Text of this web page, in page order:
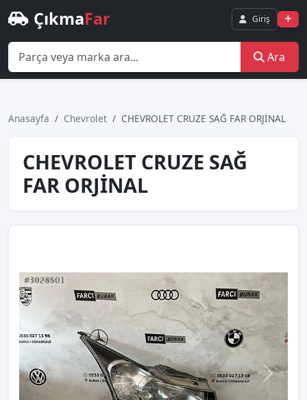
ÇıkmaFar Giriş
Ara
Anasayfa Chevrolet CHEVROLET CRUZE SAĞ FAR ORJİNAL
CHEVROLET CRUZE SAĞ
FAR ORJİNAL